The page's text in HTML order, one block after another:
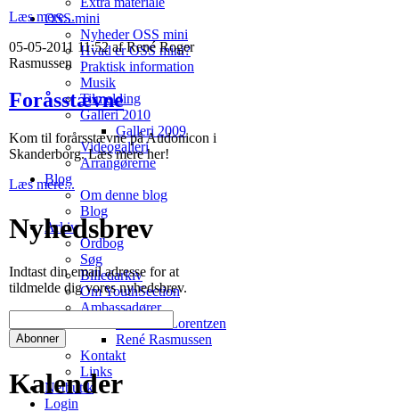
OSS mini
Nyheder OSS mini
Hvad er OSS mini?
Praktisk information
Musik
Tilmelding
Galleri 2010
Galleri 2009
Videogalleri
Arrangørerne
Blog
Om denne blog
Blog
Arkiv
Ordbog
Søg
Billedarkiv
Om YouthSection
Ambassadører
Jonathan Lorentzen
René Rasmussen
Kontakt
Links
Netbutik
Login
Læs mere...
05-05-2011 11:52 af René Roger
Rasmussen
Foråsstævne
Kom til forårsstævne på Audonicon i
Skanderborg. Læs mere her!
Læs mere...
Nyhedsbrev
Indtast din email adresse for at
tildmelde dig vores nyhedsbrev.
Kalender